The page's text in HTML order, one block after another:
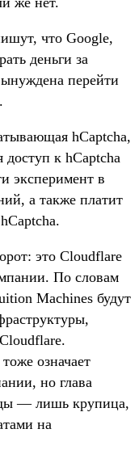
что Google,
деньги за
перейти
hCaptcha,
доступ к hCaptcha
эксперимент в
а также платит
это Cloudflare
По словам
Machines будут
означает
но глава
— лишь крупица,
на